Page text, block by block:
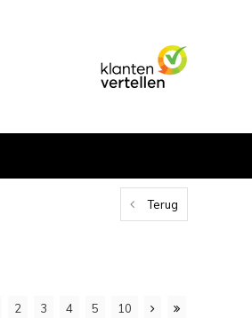
Terug
2 3 4 5 10